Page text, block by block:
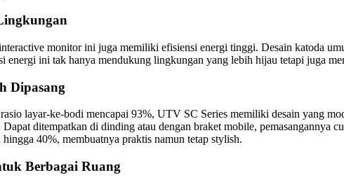
monitor ini juga memiliki efisiensi energi tinggi. Desain katoda
energi ini tak hanya mendukung lingkungan yang lebih hijau tetapi juga
Dipasang
layar-ke-bodi mencapai 93%, UTV SC Series memiliki desain yang
Dapat ditempatkan di dinding atau dengan braket mobile,
40%, membuatnya praktis namun tetap stylish.
Berbagai Ruang